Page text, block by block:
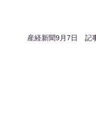
産経新聞9月7日　記